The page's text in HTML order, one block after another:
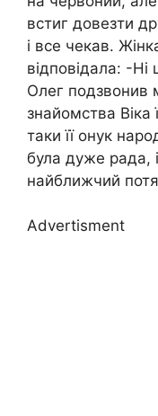
встиг довезти
і все чекав.
відповідала: -
Олег подзвонив
знайомства
таки її онук
була дуже рада,
найближчий
Advertisment